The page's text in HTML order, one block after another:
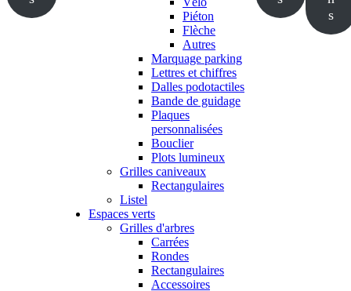
Piéton
Flèche
Autres
Marquage parking
Lettres et chiffres
Dalles podotactiles
Bande de guidage
Plaques
personnalisées
Bouclier
Plots lumineux
Grilles caniveaux
Rectangulaires
Listel
Espaces verts
Grilles d'arbres
Carrées
Rondes
Rectangulaires
Accessoires
s